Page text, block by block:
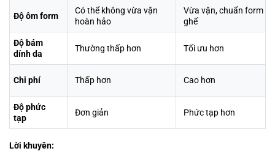
Độ ôm form
Có thể không vừa vặn
hoàn hảo
Vừa vặn, chuẩn form
ghế
Độ bám
dính da
Thường thấp hơn Tối ưu hơn
Chi phí Thấp hơn Cao hơn
Độ phức
tạp
Đơn giản Phức tạp hơn
Lời khuyên: